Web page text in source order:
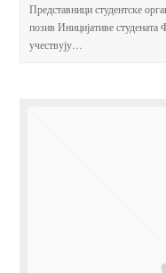
Представници студентске
позив Иницијативе студената
учествују…